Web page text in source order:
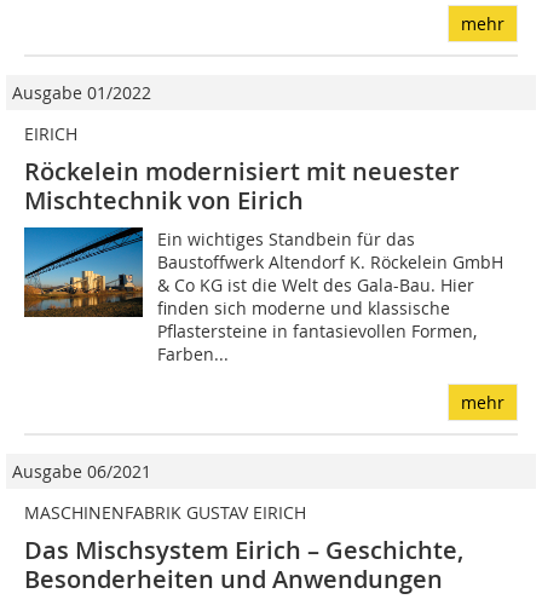
mehr
Ausgabe 01/2022
EIRICH
Röckelein modernisiert mit neuester
Mischtechnik von Eirich
Ein wichtiges Standbein für das
Baustoffwerk Altendorf K. Röckelein GmbH
& Co KG ist die Welt des Gala-Bau. Hier
finden sich moderne und klassische
Pflastersteine in fantasievollen Formen,
Farben...
mehr
Ausgabe 06/2021
MASCHINENFABRIK GUSTAV EIRICH
Das Mischsystem Eirich – Geschichte,
Besonderheiten und Anwendungen